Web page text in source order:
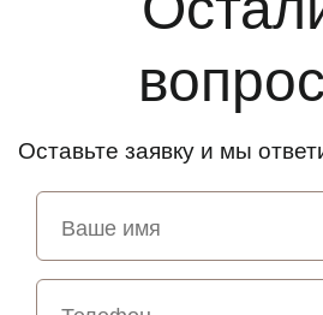
Оставьте заявку и мы